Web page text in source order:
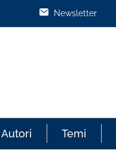
Newsletter
Autori Temi